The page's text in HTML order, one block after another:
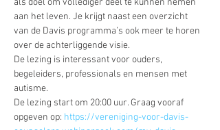
als doel om vollediger deel te kunnen nemen
aan het leven. Je krijgt naast een overzicht
van de Davis programma’s ook meer te horen
over de achterliggende visie.
De lezing is interessant voor ouders,
begeleiders, professionals en mensen met
autisme.
De lezing start om 20:00 uur. Graag vooraf
opgeven op: https://vereniging-voor-davis-